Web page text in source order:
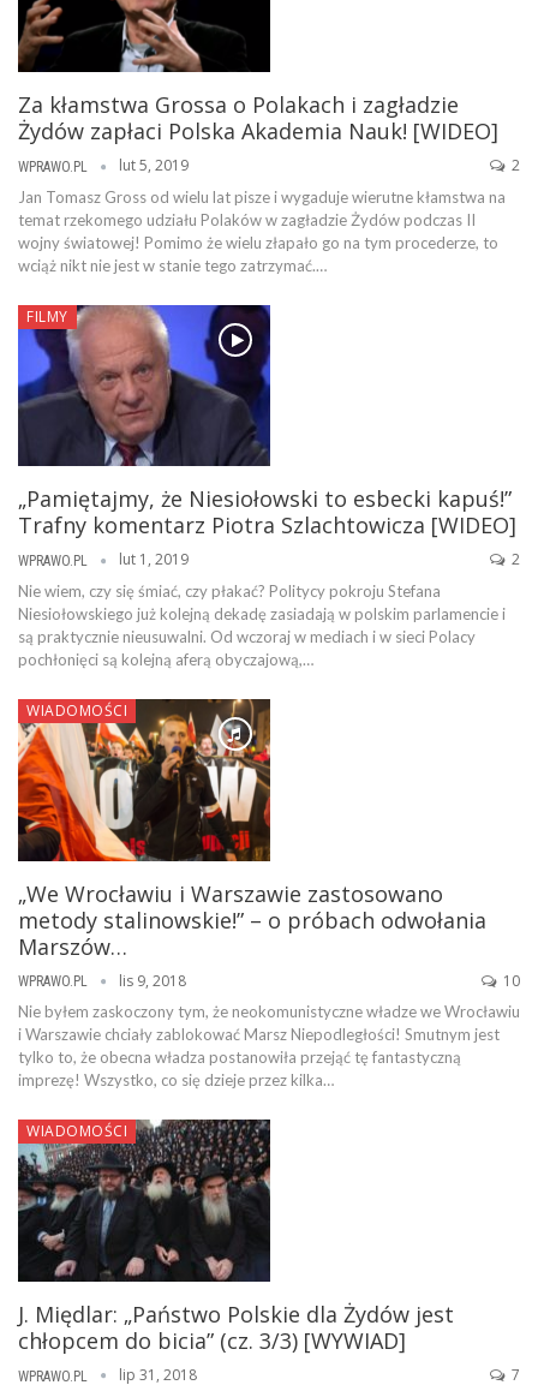
Za kłamstwa Grossa o Polakach i zagładzie
Żydów zapłaci Polska Akademia Nauk! [WIDEO]
WPRAWO.PL lut 5, 2019 2
Jan Tomasz Gross od wielu lat pisze i wygaduje wierutne kłamstwa na
temat rzekomego udziału Polaków w zagładzie Żydów podczas II
wojny światowej! Pomimo że wielu złapało go na tym procederze, to
wciąż nikt nie jest w stanie tego zatrzymać.…
FILMY
„Pamiętajmy, że Niesiołowski to esbecki kapuś!”
Trafny komentarz Piotra Szlachtowicza [WIDEO]
WPRAWO.PL lut 1, 2019 2
Nie wiem, czy się śmiać, czy płakać? Politycy pokroju Stefana
Niesiołowskiego już kolejną dekadę zasiadają w polskim parlamencie i
są praktycznie nieusuwalni. Od wczoraj w mediach i w sieci Polacy
pochłonięci są kolejną aferą obyczajową,…
WIADOMOŚCI
„We Wrocławiu i Warszawie zastosowano
metody stalinowskie!” – o próbach odwołania
Marszów…
WPRAWO.PL lis 9, 2018 10
Nie byłem zaskoczony tym, że neokomunistyczne władze we Wrocławiu
i Warszawie chciały zablokować Marsz Niepodległości! Smutnym jest
tylko to, że obecna władza postanowiła przejąć tę fantastyczną
imprezę! Wszystko, co się dzieje przez kilka…
WIADOMOŚCI
J. Międlar: „Państwo Polskie dla Żydów jest
chłopcem do bicia” (cz. 3/3) [WYWIAD]
WPRAWO.PL lip 31, 2018 7